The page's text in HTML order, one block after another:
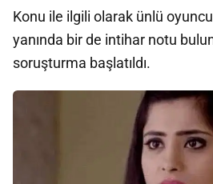
Konu ile ilgili olarak ünlü
yanında bir de intihar notu
soruşturma başlatıldı.